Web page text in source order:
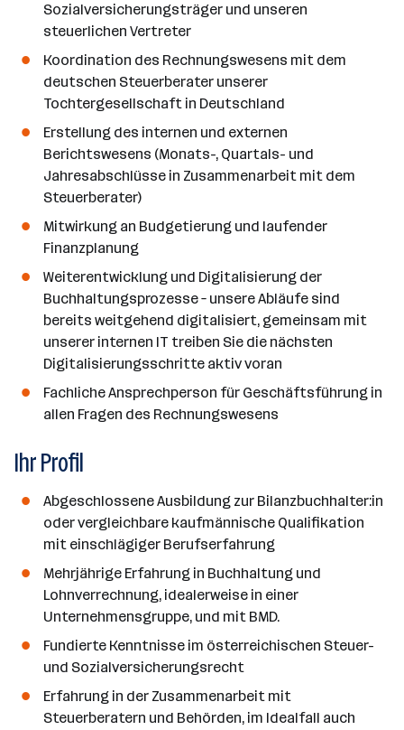
Sozialversicherungsträger und unseren
steuerlichen Vertreter
Koordination des Rechnungswesens mit dem
deutschen Steuerberater unserer
Tochtergesellschaft in Deutschland
Erstellung des internen und externen
Berichtswesens (Monats-, Quartals- und
Jahresabschlüsse in Zusammenarbeit mit dem
Steuerberater)
Mitwirkung an Budgetierung und laufender
Finanzplanung
Weiterentwicklung und Digitalisierung der
Buchhaltungsprozesse – unsere Abläufe sind
bereits weitgehend digitalisiert, gemeinsam mit
unserer internen IT treiben Sie die nächsten
Digitalisierungsschritte aktiv voran
Fachliche Ansprechperson für Geschäftsführung in
allen Fragen des Rechnungswesens
Ihr Profil
Abgeschlossene Ausbildung zur Bilanzbuchhalter:in
oder vergleichbare kaufmännische Qualifikation
mit einschlägiger Berufserfahrung
Mehrjährige Erfahrung in Buchhaltung und
Lohnverrechnung, idealerweise in einer
Unternehmensgruppe, und mit BMD.
Fundierte Kenntnisse im österreichischen Steuer-
und Sozialversicherungsrecht
Erfahrung in der Zusammenarbeit mit
Steuerberatern und Behörden, im Idealfall auch